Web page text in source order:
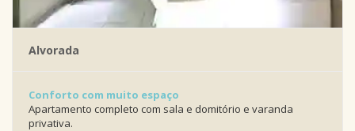
Alvorada
Conforto com muito espaço
Apartamento completo com sala e domitório e varanda
privativa.